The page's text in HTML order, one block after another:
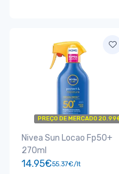
PREÇO DE MERCADO
Nivea Sun Locao Fp50+
270ml
14.95€55.37€/lt